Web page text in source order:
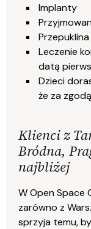
Implanty
Leczenie
datą
Dzieci
że za
Klienci z
Bródna,
najbliżej
W Open Space
zarówno z
sprzyja temu,